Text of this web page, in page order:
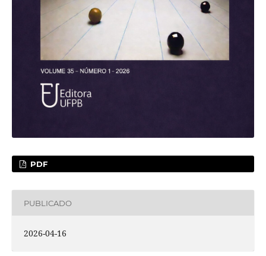
PDF
PUBLICADO
2026-04-16